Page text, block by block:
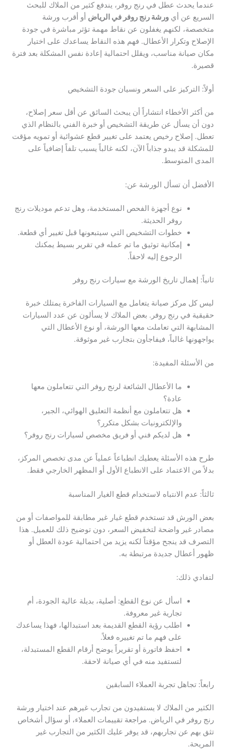
عندما يحدث عطل في رنج روفر، يندفع كثير من الملاك للبحث
السريع عن أيورشة رنج روفر في الرياض أو أقرب ورشة
متخصصة، لكنهم يغفلون عن نقاط مهمة تؤثر مباشرة في جودة
الإصلاح وتكرار الأعطال. فهم هذه النقاط يساعدك على اختيار
مكان صيانة مناسب، ويقلل احتمالية إعادة نفس المشكلة بعد فترة
قصيرة.
أولاً: التركيز على السعر ونسيان جودة التشخيص
من أكثر الأخطاء انتشاراً أن يبحث السائق عن أقل سعر إصلاح،
دون أن يسأل عن طريقة التشخيص أو خبرة الفني بالنظام الذي
تعطل. إصلاح رخيص يعتمد على تغيير قطع عشوائية أو تمويه مؤقت
للمشكلة قد يبدو جذاباً الآن، لكنه غالباً يسبب تلفاً إضافياً على
المدى المتوسط.
الأفضل أن تسأل الورشة عن:
نوع أجهزة الفحص المستخدمة، وهل تدعم موديلات رنج
روفر الحديثة.
خطوات التشخيص التي سيتبعونها قبل تغيير أي قطعة.
إمكانية توثيق ما تم عمله في تقرير بسيط يمكنك
الرجوع إليه لاحقاً.
ثانياً: إهمال تاريخ الورشة مع سيارات رنج روفر
ليس كل مركز صيانة يتعامل مع السيارات الفاخرة يمتلك خبرة
حقيقية في رنج روفر. بعض الملاك لا يسألون عن عدد السيارات
المشابهة التي تعاملت معها الورشة، أو نوع الأعطال التي
يواجهونها غالباً، فيفاجأون بتجارب غير موثوقة.
من الأسئلة المفيدة:
ما الأعطال الشائعة لرنج روفر التي تتعاملون معها
عادة؟
هل تتعاملون مع أنظمة التعليق الهوائي، الجير،
والإلكترونيات بشكل متكرر؟
هل لديكم فني أو فريق مخصص لسيارات رنج روفر؟
طرح هذه الأسئلة يعطيك انطباعاً عملياً عن مدى تخصص المركز،
بدلاً من الاعتماد على الانطباع الأول أو المظهر الخارجي فقط.
ثالثاً: عدم الانتباه لاستخدام قطع الغيار المناسبة
بعض الورش قد تستخدم قطع غيار غير مطابقة للمواصفات أو من
مصادر غير واضحة لتخفيض السعر، دون توضيح ذلك للعميل. هذا
التصرف قد ينجح مؤقتاً لكنه يزيد من احتمالية عودة العطل أو
ظهور أعطال جديدة مرتبطة به.
لتفادي ذلك:
اسأل عن نوع القطع: أصلية، بديلة عالية الجودة، أم
تجارية غير معروفة.
اطلب رؤية القطع القديمة بعد استبدالها، فهذا يساعدك
على فهم ما تم تغييره فعلاً.
احفظ فاتورة أو تقريراً يوضح أرقام القطع المستبدلة،
لتستفيد منه في أي صيانة لاحقة.
رابعاً: تجاهل تجربة العملاء السابقين
الكثير من الملاك لا يستفيدون من تجارب غيرهم عند اختيار ورشة
رنج روفر في الرياض. مراجعة تقييمات العملاء، أو سؤال أشخاص
تثق بهم عن تجاربهم، قد يوفر عليك الكثير من التجارب غير
المريحة.